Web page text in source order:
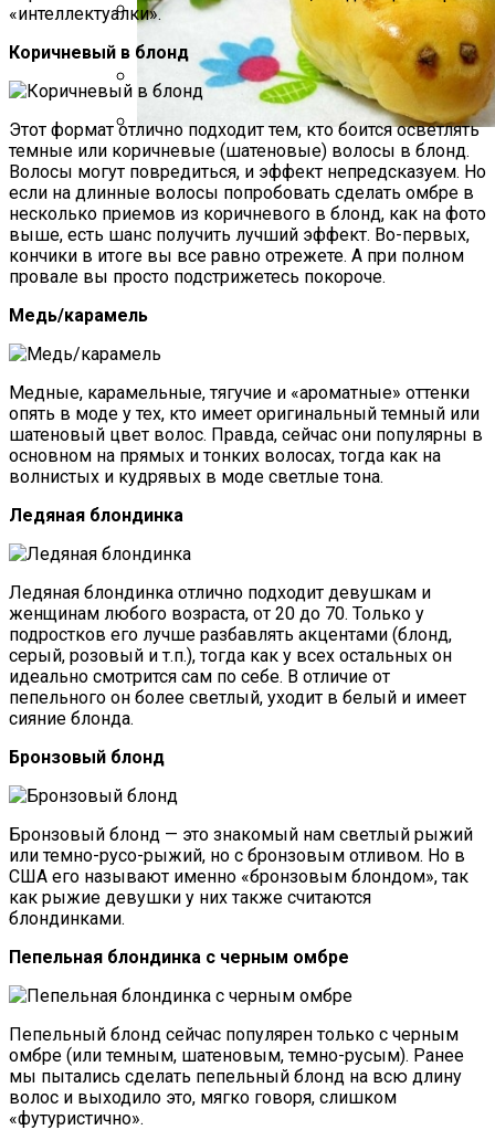
Какие Растения Сажать Для Удачи,
Любви И Богатства
Идеи Для Свиданий: 16 Самых Лучших
Романтических Встреч Для Вас Двоих
Пирожки С Мясом «Поросята»
«интеллектуалки».
Коричневый в блонд
Этот формат отлично подходит тем, кто боится осветлять
темные или коричневые (шатеновые) волосы в блонд.
Волосы могут повредиться, и эффект непредсказуем. Но
если на длинные волосы попробовать сделать омбре в
несколько приемов из коричневого в блонд, как на фото
выше, есть шанс получить лучший эффект. Во-первых,
кончики в итоге вы все равно отрежете. А при полном
провале вы просто подстрижетесь покороче.
Медь/карамель
Медные, карамельные, тягучие и «ароматные» оттенки
опять в моде у тех, кто имеет оригинальный темный или
шатеновый цвет волос. Правда, сейчас они популярны в
основном на прямых и тонких волосах, тогда как на
волнистых и кудрявых в моде светлые тона.
Ледяная блондинка
Ледяная блондинка отлично подходит девушкам и
женщинам любого возраста, от 20 до 70. Только у
подростков его лучше разбавлять акцентами (блонд,
серый, розовый и т.п.), тогда как у всех остальных он
идеально смотрится сам по себе. В отличие от
пепельного он более светлый, уходит в белый и имеет
сияние блонда.
Бронзовый блонд
Бронзовый блонд — это знакомый нам светлый рыжий
или темно-русо-рыжий, но с бронзовым отливом. Но в
США его называют именно «бронзовым блондом», так
как рыжие девушки у них также считаются
блондинками.
Пепельная блондинка с черным омбре
Пепельный блонд сейчас популярен только с черным
омбре (или темным, шатеновым, темно-русым). Ранее
мы пытались сделать пепельный блонд на всю длину
волос и выходило это, мягко говоря, слишком
«футуристично».